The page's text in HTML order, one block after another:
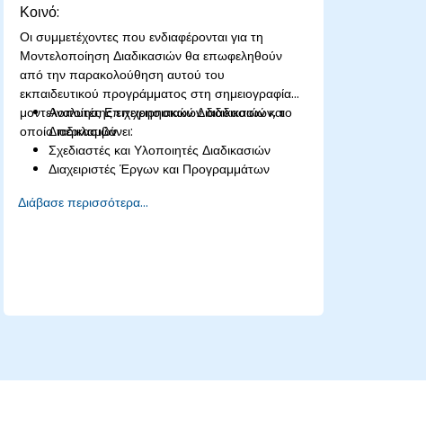
Κοινό:
Οι συμμετέχοντες που ενδιαφέρονται για τη
Μοντελοποίηση Διαδικασιών θα επωφεληθούν
από την παρακολούθηση αυτού του
εκπαιδευτικού προγράμματος στη σημειογραφία
μοντελοποίησης επιχειρησιακών διαδικασιών, το
οποίο περιλαμβάνει:
Αναλυτές Επιχειρησιακών Διαδικασιών και
Διαδικασιών
Σχεδιαστές και Υλοποιητές Διαδικασιών
Διαχειριστές Έργων και Προγραμμάτων
αλλαγή και μετασχηματισμό.
Διάβασε περισσότερα...